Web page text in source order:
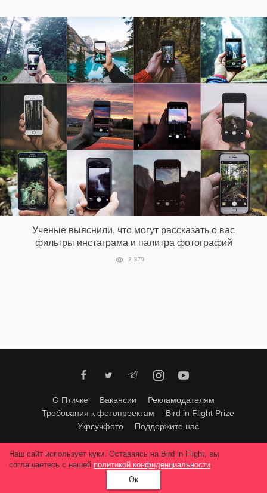
Ученые выяснили, что могут рассказать о вас
фильтры инстаграма и палитра фотографий
2 379
О Птичке Вакансии
Рекламодателям
Требования к фотопроектам
Bird in Flight Prize
Укрсучфото
Поддержите нас
Любое использование материалов допускается только с согласия
редакции.© 2026, Bird In Flight.
Все права защищены.
Наш сайт использует куки. Оставаясь на Bird in Flight, вы
соглашаетесь с нашей политикой конфиденциальности.
Ок